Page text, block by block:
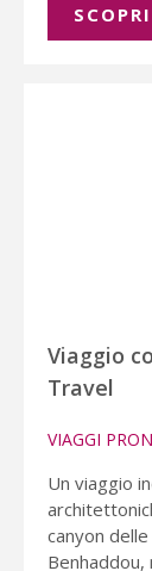
Viaggio
Travel
VIAGGI
Un viaggio
canyon